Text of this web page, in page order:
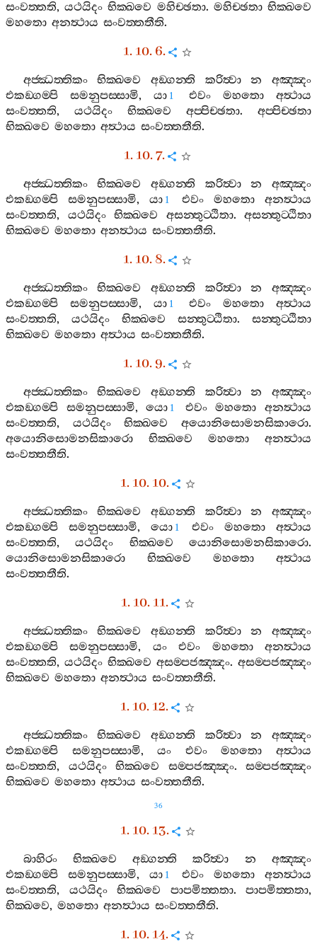
සංවත‍්තති,යථයිදං භික‍්ඛවෙ මහිච‍්ඡතා. මහිච‍්ඡතා භික‍්ඛවෙ
මහතො අනත්‍ථාය සංවත‍්තතීති.
1. 10. 6.
අජ‍්ඣත‍්තිකං භික‍්ඛවෙ අඞ‍්ගන‍්ති කරිත්‍වා න
අඤ‍්ඤං
එකඞ‍්ගම‍්පි
සමනුපස‍්සාමි,යා 1 එවං මහතො
අත්‍ථාය
සංවත‍්තති, යථයිදං භික‍්ඛවෙ අප‍්පිච‍්ඡතා. අප‍්පිච‍්ඡතා
භික‍්ඛවෙ මහතො අත්‍ථාය සංවත‍්තතීති.
1. 10. 7.
අජ‍්ඣත‍්තිකං භික‍්ඛවෙ අඞ‍්ගන‍්ති කරිත්‍වා න
අඤ‍්ඤං
එකඞ‍්ගම‍්පි
සමනුපස‍්සාමි, යා 1 එවං මහතො
අනත්‍ථාය
සංවත‍්තති, යථයිදං භික‍්ඛවෙ අසන‍්තුට‍්ඨිතා. අසන‍්තුට‍්ඨිතා
භික‍්ඛවෙ මහතො අනත්‍ථාය සංවත‍්තතීති.
1. 10. 8.
අජ‍්ඣත‍්තිකං භික‍්ඛවෙ අඞ‍්ගන‍්ති කරිත්‍වා න
අඤ‍්ඤං
එකඞ‍්ගම‍්පි
සමනුපස‍්සාමි,යා 1 එවං මහතො
අත්‍ථාය
සංවත‍්තති, යථයිදං භික‍්ඛවෙ සන‍්තුට‍්ඨිතා. සන‍්තුට‍්ඨිතා
භික‍්ඛවෙ මහතො අත්‍ථාය සංවත‍්තතීති.
1. 10. 9.
අජ‍්ඣත‍්තිකං භික‍්ඛවෙ අඞ‍්ගන‍්ති කරිත්‍වා න
අඤ‍්ඤං
එකඞ‍්ගම‍්පි
සමනුපස‍්සාමි,යො 1 එවං මහතො
අනත්‍ථාය
සංවත‍්තති, යථයිදං භික‍්ඛවෙ අයොනිසොමනසිකාරො.
අයොනිසොමනසිකාරො
භික‍්ඛවෙ මහතො
අනත්‍ථාය
සංවත‍්තතීති.
1. 10. 10.
අජ‍්ඣත‍්තිකං භික‍්ඛවෙ අඞ‍්ගන‍්ති කරිත්‍වා න
අඤ‍්ඤං
එකඞ‍්ගම‍්පි
සමනුපස‍්සාමි, යො 1 එවං මහතො
අත්‍ථාය
සංවත‍්තති,යථයිදං භික‍්ඛවෙ යොනිසොමනසිකාරො.
යොනිසොමනසිකාරො
භික‍්ඛවෙ මහතො
අත්‍ථාය
සංවත‍්තතීති.
1. 10. 11.
අජ‍්ඣත‍්තිකං භික‍්ඛවෙ අඞ‍්ගන‍්ති කරිත්‍වා න
අඤ‍්ඤං
එකඞ‍්ගම‍්පි
සමනුපස‍්සාමි, යං එවං මහතො
අනත්‍ථාය
සංවත‍්තති, යථයිදං භික‍්ඛවෙ අසම‍්පජඤ‍්ඤං. අසම‍්පජඤ‍්ඤං
භික‍්ඛවෙ මහතො අනත්‍ථාය සංවත‍්තතීති.
1. 10. 12.
අජ‍්ඣත‍්තිකං භික‍්ඛවෙ අඞ‍්ගන‍්ති කරිත්‍වා න
අඤ‍්ඤං
එකඞ‍්ගම‍්පි
සමනුපස‍්සාමි,යං එවං මහතො
අත්‍ථාය
සංවත‍්තති, යථයිදං භික‍්ඛවෙ සම‍්පජඤ‍්ඤං. සම‍්පජඤ‍්ඤං
භික‍්ඛවෙ මහතො අත්‍ථාය සංවත‍්තතීති.
36
1. 10. 13.
බාහිරං භික‍්ඛවෙ අඞ‍්ගන‍්ති කරිත්‍වා න
අඤ‍්ඤං
එකඞ‍්ගම‍්පි
සමනුපස‍්සාමි, යා 1 එවං මහතො
අනත්‍ථාය
සංවත‍්තති, යථයිදං භික‍්ඛවෙ පාපමිත‍්තතා. පාපමිත‍්තතා,
භික‍්ඛවෙ, මහතො අනත්‍ථාය සංවත‍්තතීති.
1. 10. 14.